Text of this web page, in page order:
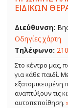
ΕΙΔΙΚΩΝ
Διεύθυνση:
Οδηγίες χάρτη
Τηλέφωνο:
Στο κέντρο μας,
για κάθε παιδί.
εξατομικευμένη
αναπτύξουν τις
αυτοπεποίθηση.